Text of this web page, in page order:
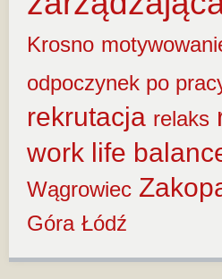
Krosno
odpoczynek po
rekrutacja relaks
work life
Wągrowiec
Góra Łódź